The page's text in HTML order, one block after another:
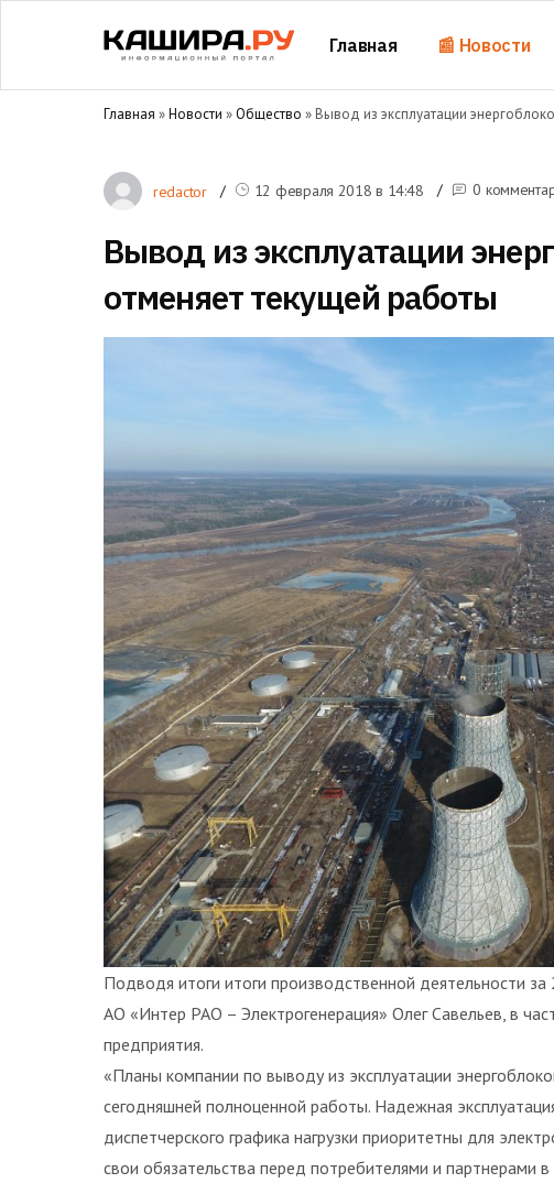
Главная 📰 Новости
Главная »Новости »Общество » Вывод из эксплуатации
redactor 12 февраля 2018 в 14:48 0
Вывод из эксплуатации
отменяет текущей работы
Подводя итоги итоги производственной деятельности
АО «Интер РАО – Электрогенерация» Олег Савельев, в
предприятия.
«Планы компании по выводу из эксплуатации
сегодняшней полноценной работы. Надежная
диспетчерского графика нагрузки приоритетны для
свои обязательства перед потребителями и партнерами